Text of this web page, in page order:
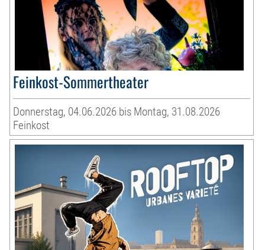
Feinkost-Sommertheater
Donnerstag, 04.06.2026 bis Montag, 31.08.2026
Feinkost